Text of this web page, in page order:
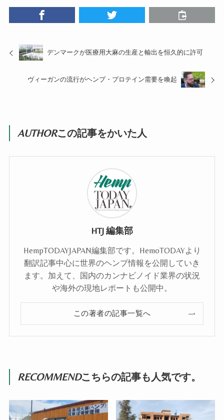
デンマークが医療用大麻の生産と輸出を恒久的に許可
ヴィーガンの流行がヘンプ・プロテイン需要を喚起
AUTHORこの記事をかいた人
HTJ 編集部
HempTODAYJAPAN編集部です。HemoTODAYより
翻訳記事中心に世界のヘンプ情報を公開していき
ます。加えて、国内のカンナビノイド業界の状況
や海外の現地レポートも公開中。
この著者の記事一覧へ
RECOMMENDこちらの記事も人気です。